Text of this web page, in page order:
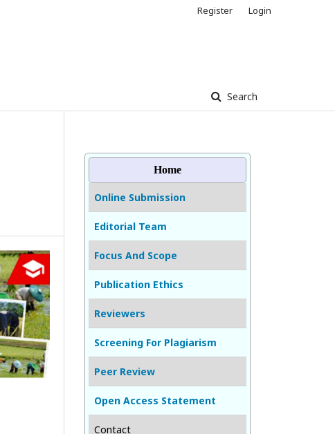
Search
Register Login
Home
Online Submission
Editorial Team
Focus And Scope
Publication Ethics
Reviewers
Screening For Plagiarism
Peer Review
Open Access Statement
Contact